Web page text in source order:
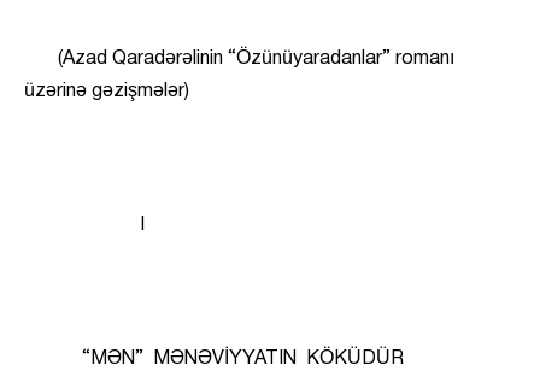
(Azad Qaradərəlinin “Özünüyaradanlar” romanı
üzərinə gəzişmələr)
“MƏN” MƏNƏVİYYATIN KÖKÜDÜR